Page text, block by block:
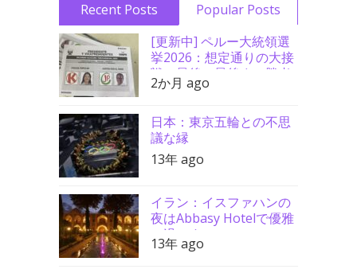
Recent Posts
Popular Posts
[更新中] ペルー大統領選
挙2026：想定通りの大接
戦、最後の最後まで勝者
分からず
2か月 ago
日本：東京五輪との不思
議な縁
13年 ago
イラン：イスファハンの
夜はAbbasy Hotelで優雅
に過ごす
13年 ago